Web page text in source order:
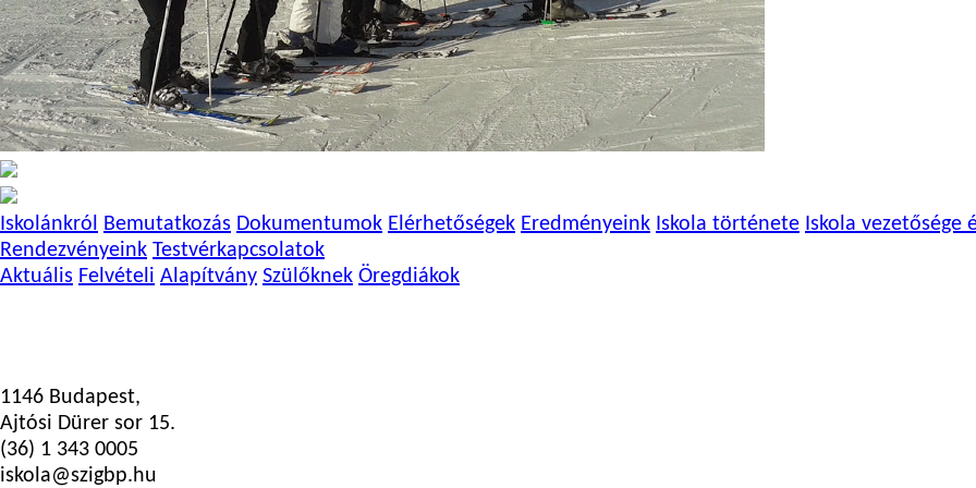
Iskolánkról Bemutatkozás Dokumentumok Elérhetőségek Eredményeink Iskola története Iskola vezetősége
Rendezvényeink Testvérkapcsolatok
Aktuális Felvételi Alapítvány Szülőknek Öregdiákok
1146 Budapest,
Ajtósi Dürer sor 15.
(36) 1 343 0005
iskola@szigbp.hu